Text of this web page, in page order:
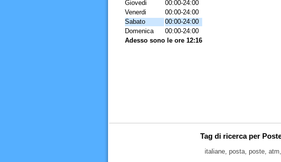
Giovedi
00:00-24:00
Venerdi
00:00-24:00
Sabato
00:00-24:00
Domenica
00:00-24:00
Adesso sono le ore 12:16
Tag di ricerca per
italiane, posta, poste,